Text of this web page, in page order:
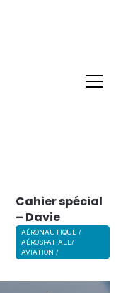
Cahier spécial
– Davie
AÉRONAUTIQUE /
AÉROSPATIALE/
AVIATION /